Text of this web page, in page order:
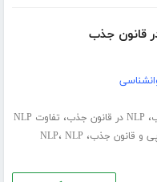
، NLP در قانون جذب ،
تفاوت NLP
و قانون جذب، NLP، NLP